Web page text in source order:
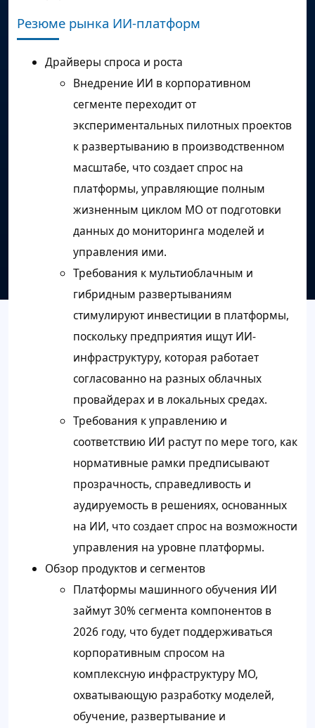
Резюме рынка ИИ-платформ
Драйверы спроса и роста
Внедрение ИИ в корпоративном
сегменте переходит от
экспериментальных пилотных проектов
к развертыванию в производственном
масштабе, что создает спрос на
платформы, управляющие полным
жизненным циклом МО от подготовки
данных до мониторинга моделей и
управления ими.
Требования к мультиоблачным и
гибридным развертываниям
стимулируют инвестиции в платформы,
поскольку предприятия ищут ИИ-
инфраструктуру, которая работает
согласованно на разных облачных
провайдерах и в локальных средах.
Требования к управлению и
соответствию ИИ растут по мере того, как
нормативные рамки предписывают
прозрачность, справедливость и
аудируемость в решениях, основанных
на ИИ, что создает спрос на возможности
управления на уровне платформы.
Обзор продуктов и сегментов
Платформы машинного обучения ИИ
займут 30% сегмента компонентов в
2026 году, что будет поддерживаться
корпоративным спросом на
комплексную инфраструктуру МО,
охватывающую разработку моделей,
обучение, развертывание и